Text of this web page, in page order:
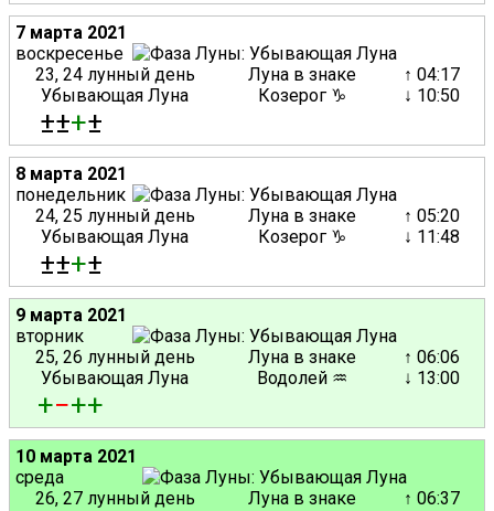
7 марта 2021
воскресенье
23, 24 лунный день
Убывающая Луна
Луна в знаке
Козерог ♑
↑ 04:17
↓ 10:50
±±+±
8 марта 2021
понедельник
24, 25 лунный день
Убывающая Луна
Луна в знаке
Козерог ♑
↑ 05:20
↓ 11:48
±±+±
9 марта 2021
вторник
25, 26 лунный день
Убывающая Луна
Луна в знаке
Водолей ♒
↑ 06:06
↓ 13:00
+−++
10 марта 2021
среда
26, 27 лунный день
Луна в знаке
↑ 06:37